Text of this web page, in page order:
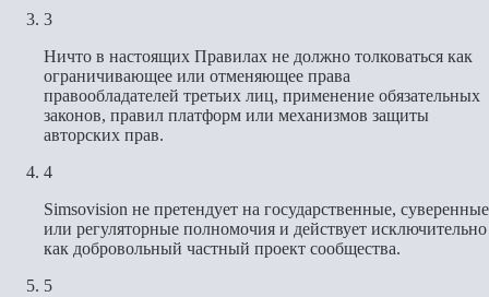
3
Ничто в настоящих Правилах не должно толковаться как
ограничивающее или отменяющее права
правообладателей третьих лиц, применение обязательных
законов, правил платформ или механизмов защиты
авторских прав.
4
Simsovision не претендует на государственные, суверенные
или регуляторные полномочия и действует исключительно
как добровольный частный проект сообщества.
5